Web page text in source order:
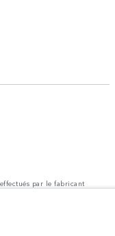
par le fabricant
ne comprennent pas